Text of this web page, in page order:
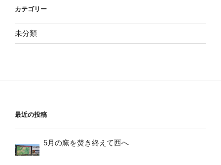
カテゴリー
未分類
最近の投稿
5月の窯を焚き終えて西へ